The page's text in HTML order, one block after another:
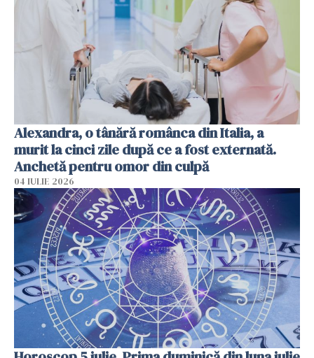
Alexandra, o tânără românca din Italia, a
murit la cinci zile după ce a fost externată.
Anchetă pentru omor din culpă
04 IULIE 2026